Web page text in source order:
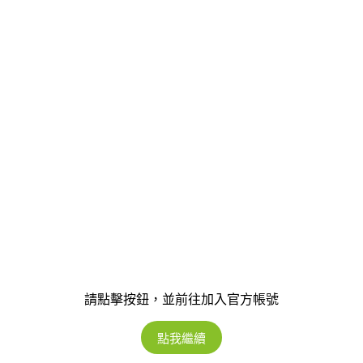
請點擊按鈕，並前往加入官方帳號
點我繼續